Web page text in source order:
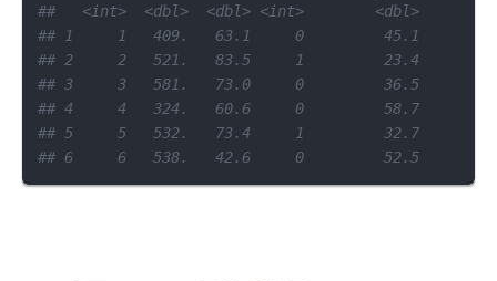
##   <int>  <dbl>  <dbl> <int>        <dbl>
## 1     1   409.   63.1     0         45.1
## 2     2   521.   83.5     1         23.4
## 3     3   581.   73.0     0         36.5
## 4     4   324.   60.6     0         58.7
## 5     5   532.   73.4     1         32.7
## 6     6   538.   42.6     0         52.5